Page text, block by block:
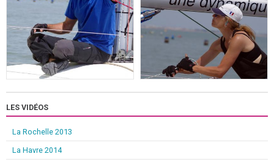
LES VIDÉOS
La Rochelle 2013
La Havre 2014